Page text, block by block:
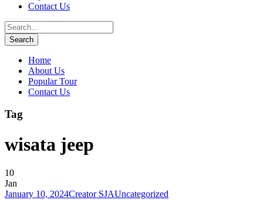
Contact Us
Home
About Us
Popular Tour
Contact Us
Tag
wisata jeep
10
Jan
January 10, 2024Creator SJAUncategorized